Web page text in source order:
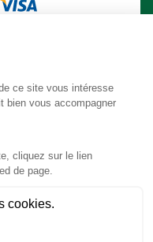
Informazioni legali